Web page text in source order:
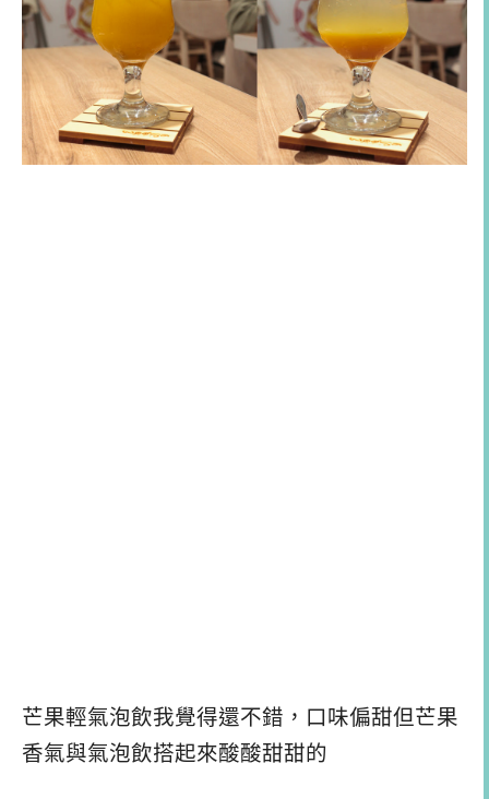
芒果輕氣泡飲我覺得還不錯，口味偏甜但芒果
香氣與氣泡飲搭起來酸酸甜甜的